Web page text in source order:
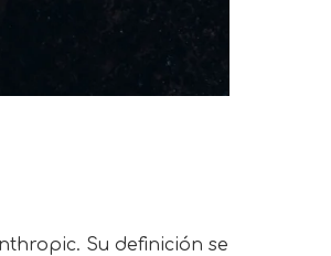
Su definición se